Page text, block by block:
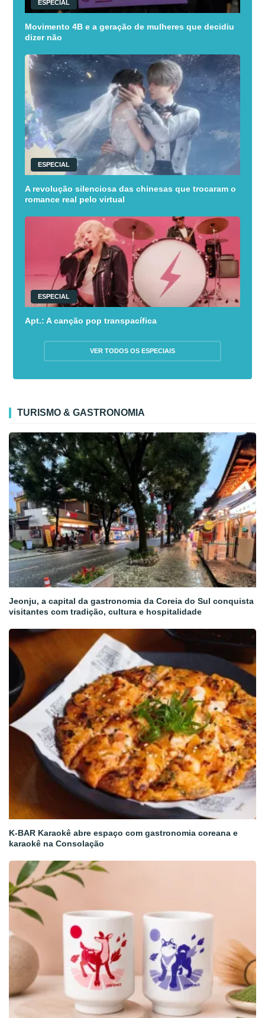
ESPECIAL
Movimento 4B e a geração de mulheres que decidiu
dizer não
ESPECIAL
A revolução silenciosa das chinesas que trocaram o
romance real pelo virtual
ESPECIAL
Apt.: A canção pop transpacífica
VER TODOS OS ESPECIAIS
TURISMO & GASTRONOMIA
Jeonju, a capital da gastronomia da Coreia do Sul conquista
visitantes com tradição, cultura e hospitalidade
K-BAR Karaokê abre espaço com gastronomia coreana e
karaokê na Consolação